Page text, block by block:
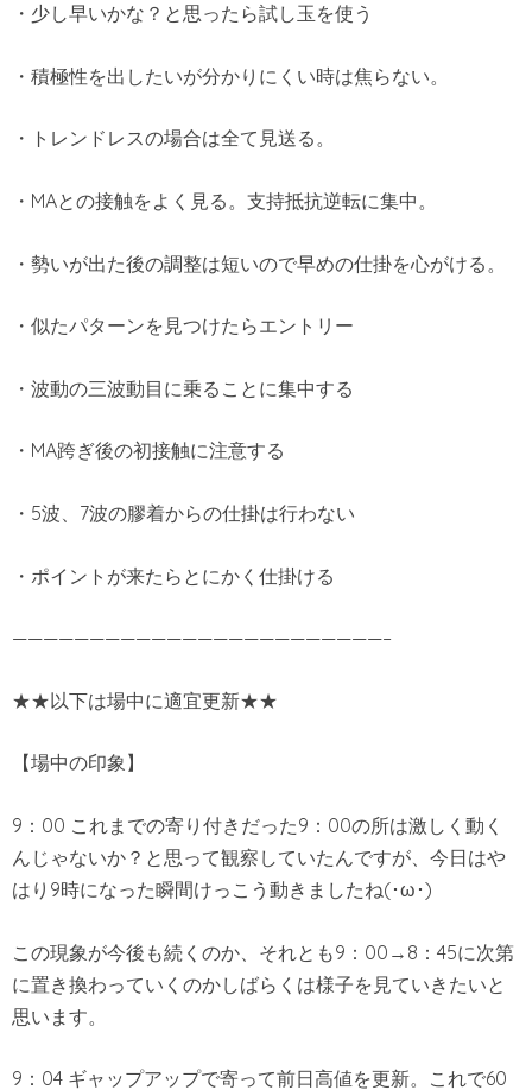
・少し早いかな？と思ったら試し玉を使う
・積極性を出したいが分かりにくい時は焦らない。
・トレンドレスの場合は全て見送る。
・MAとの接触をよく見る。支持抵抗逆転に集中。
・勢いが出た後の調整は短いので早めの仕掛を心がける。
・似たパターンを見つけたらエントリー
・波動の三波動目に乗ることに集中する
・MA跨ぎ後の初接触に注意する
・5波、7波の膠着からの仕掛は行わない
・ポイントが来たらとにかく仕掛ける
————————————————————————–
★★以下は場中に適宜更新★★
【場中の印象】
9：00 これまでの寄り付きだった9：00の所は激しく動く
んじゃないか？と思って観察していたんですが、今日はや
はり9時になった瞬間けっこう動きましたね(･ω･)
この現象が今後も続くのか、それとも9：00→8：45に次第
に置き換わっていくのかしばらくは様子を見ていきたいと
思います。
9：04 ギャップアップで寄って前日高値を更新。これで60